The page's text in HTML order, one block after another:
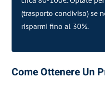
(trasporto condiviso) se
risparmi fino al 30%.
Come Ottenere Un